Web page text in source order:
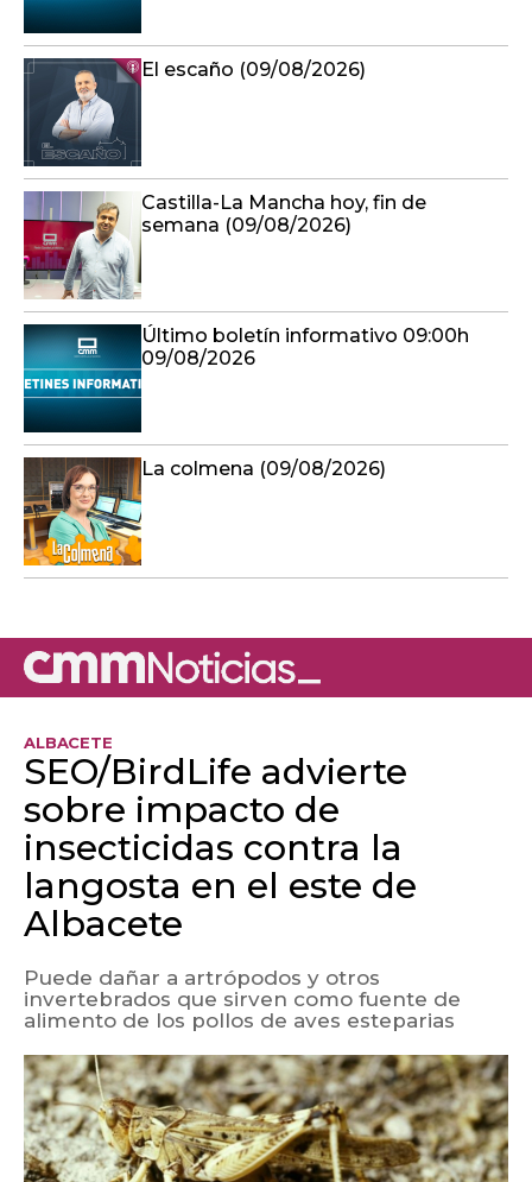
El escaño (09/08/2026)
Castilla-La Mancha hoy, fin de
semana (09/08/2026)
Último boletín informativo 09:00h
09/08/2026
La colmena (09/08/2026)
ALBACETE
SEO/BirdLife advierte
sobre impacto de
insecticidas contra la
langosta en el este de
Albacete
Puede dañar a artrópodos y otros
invertebrados que sirven como fuente de
alimento de los pollos de aves esteparias